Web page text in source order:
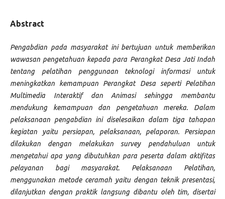
Abstract
Pengabdian pada masyarakat ini bertujuan untuk memberikan
wawasan pengetahuan kepada para Perangkat Desa Jati Indah
tentang pelatihan penggunaan teknologi informasi untuk
meningkatkan kemampuan Perangkat Desa seperti Pelatihan
Multimedia Interaktif dan Animasi sehingga membantu
mendukung kemampuan dan pengetahuan mereka. Dalam
pelaksanaan pengabdian ini diselesaikan dalam tiga tahapan
kegiatan yaitu persiapan, pelaksanaan, pelaporan. Persiapan
dilakukan dengan melakukan survey pendahuluan untuk
mengetahui apa yang dibutuhkan para peserta dalam aktifitas
pelayanan bagi masyarakat. Pelaksanaan Pelatihan,
menggunakan metode ceramah yaitu dengan teknik presentasi,
dilanjutkan dengan praktik langsung dibantu oleh tim, disertai